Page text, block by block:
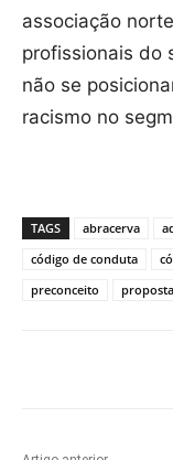
associação
profissionais do
não se
racismo no
TAGS abracerva
código de conduta
preconceito
proposta